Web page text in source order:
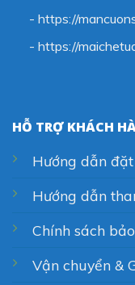
- https://
- https://
HỖ TRỢ KHÁCH
Hướng dẫn
Hướng dẫn
Chính sách
Vận chuyển &